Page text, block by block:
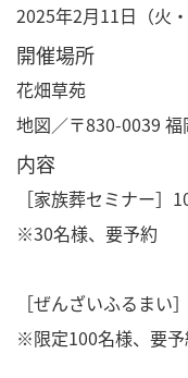
2025年2月11日（火
開催場所
花畑草苑
地図／〒830-0039
内容
［家族葬セミナー］
※30名様、要予約
［ぜんざいふるまい］
※限定100名様、要予